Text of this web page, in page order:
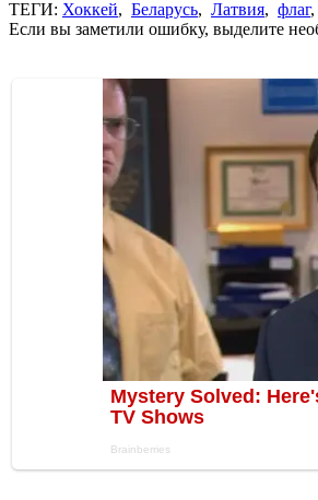
ТЕГИ: Хоккей, Беларусь, Латвия, флаг,
Если вы заметили ошибку, выделите